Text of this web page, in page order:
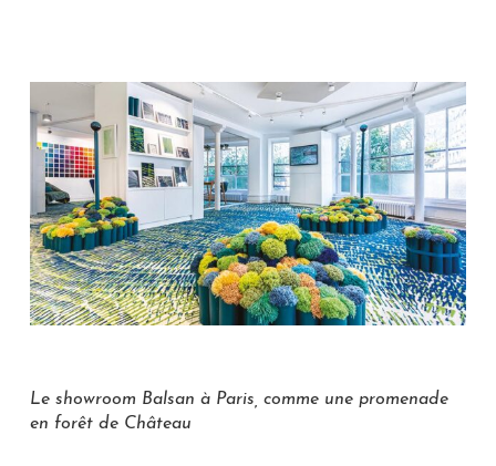
Le showroom Balsan à Paris, comme une promenade
en forêt de Château